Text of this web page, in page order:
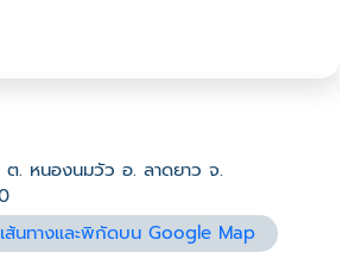
. หนองนมวัว อ. ลาดยาว จ.
ส้นทางและพิกัดบน Google Map